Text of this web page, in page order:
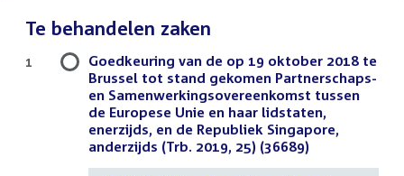
Te behandelen zaken
Goedkeuring van de op 19 oktober 2018 te
Brussel tot stand gekomen Partnerschaps-
en Samenwerkingsovereenkomst tussen
de Europese Unie en haar lidstaten,
enerzijds, en de Republiek Singapore,
anderzijds (Trb. 2019, 25) (36689)
1